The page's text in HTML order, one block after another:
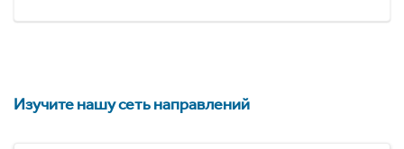
Изучите нашу сеть направлений